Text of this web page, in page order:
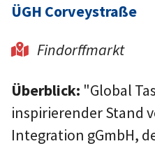
ÜGH Corveystraße
 Findorffmarkt
Überblick: "Global
inspirierender Stand
Integration gGmbH,